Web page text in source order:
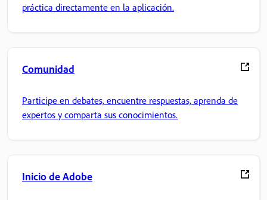
práctica directamente en la aplicación.
Comunidad
Participe en debates, encuentre respuestas, aprenda de
expertos y comparta sus conocimientos.
Inicio de Adobe